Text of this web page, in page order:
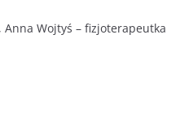
Anna Wojtyś – fizjoterapeutka